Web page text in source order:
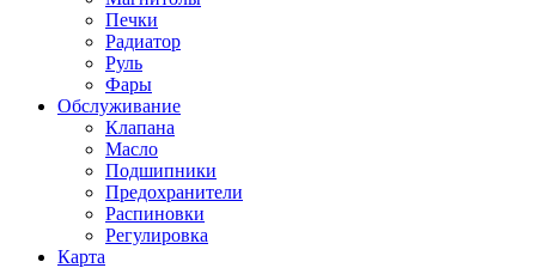
Печки
Радиатор
Руль
Фары
Обслуживание
Клапана
Масло
Подшипники
Предохранители
Распиновки
Регулировка
Карта